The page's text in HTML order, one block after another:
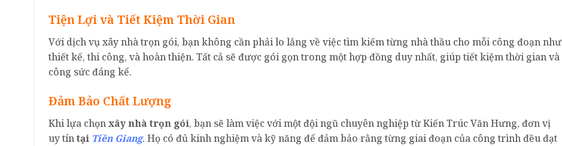
Tiện Lợi và Tiết Kiệm Thời Gian
Với dịch vụ xây nhà trọn gói, bạn không cần phải lo lắng về việc tìm kiếm từng nhà thầu cho mỗi công đoạn như
thiết kế, thi công, và hoàn thiện. Tất cả sẽ được gói gọn trong một hợp đồng duy nhất, giúp tiết kiệm thời gian và
công sức đáng kể.
Đảm Bảo Chất Lượng
Khi lựa chọnxây nhà trọn gói, bạn sẽ làm việc với một đội ngũ chuyên nghiệp từ Kiến Trúc Văn Hưng, đơn vị
uy tíntại Tiền Giang. Họ có đủ kinh nghiệm và kỹ năng để đảm bảo rằng từng giai đoạn của công trình đều đạt